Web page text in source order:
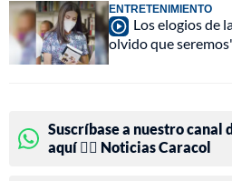
ENTRETENIMIENTO
Los elogios de
olvido que seremos'
Suscríbase a nuestro canal
aquí 👉🏻 Noticias Caracol